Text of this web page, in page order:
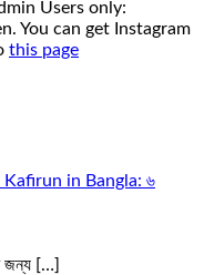
Users only:
You can get Instagram
this page
Kafirun in Bangla: ৬
জন্য […]